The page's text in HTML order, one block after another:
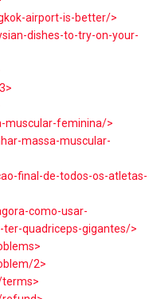
airport-is-better/>
dishes-to-try-on-your-
muscular-feminina/>
massa-muscular-
final-de-todos-os-atletas-
como-usar-
quadriceps-gigantes/>
2>